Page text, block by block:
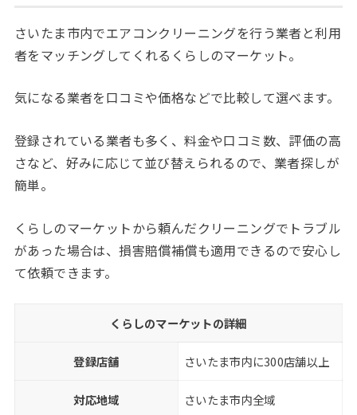
さいたま市内でエアコンクリーニングを行う業者と利用
者をマッチングしてくれるくらしのマーケット。
気になる業者を口コミや価格などで比較して選べます。
登録されている業者も多く、料金や口コミ数、評価の高
さなど、好みに応じて並び替えられるので、業者探しが
簡単。
くらしのマーケットから頼んだクリーニングでトラブル
があった場合は、損害賠償補償も適用できるので安心し
て依頼できます。
くらしのマーケットの詳細
登録店舗 さいたま市内に300店舗以上
対応地域 さいたま市内全域